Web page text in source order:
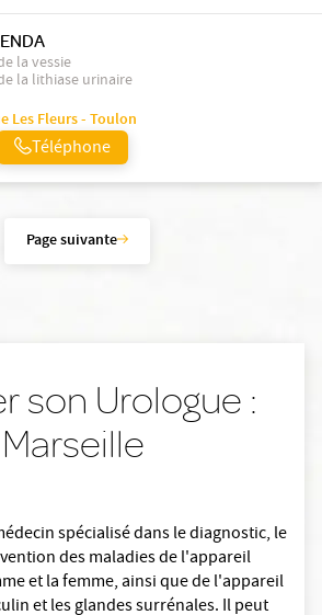
la vessie
la lithiase urinaire
Les Fleurs - Toulon
Téléphone
Page suivante
son Urologue :
Marseille
spécialisé dans le diagnostic, le
des maladies de l'appareil
et la femme, ainsi que de l'appareil
et les glandes surrénales. Il peut